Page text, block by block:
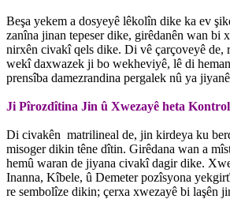
Beşa yekem a dosyeyê lêkolîn dike ka ev
zanîna jinan tepeser dike, girêdanên wan bi
nirxên civakî qels dike. Di vê çarçoveyê de,
wekî daxwazek ji bo wekheviyê, lê di
prensîba damezrandina pergalek nû ya
Ji Pîrozdîtina Jin û Xwezayê heta
Di civakên matrilineal de, jin kirdeya ku
misoger dikin têne dîtin. Girêdana wan a
hemû waran de jiyana civakî dagir dike.
Inanna, Kîbele, û Demeter pozîsyona
re sembolîze dikin; çerxa xwezayê bi laşên